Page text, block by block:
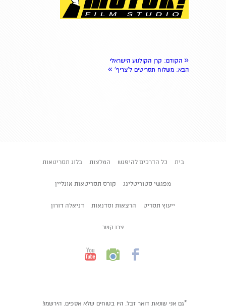
« הקודם: קרן הקולנוע הישראלי
הבא: משלוח תסריטים ל'צריף' »
בית כל הדרכים להיפגש המלצות בלוג תסריטאות
מפגשי סטוריטלינג קורס תסריטאות אונליין
ייעוץ תסריט הרצאות וסדנאות דניאלה דורון
צרו קשר
*גם אני שונאת דואר זבל. היו בטוחים שלא אספים. הירשמו!